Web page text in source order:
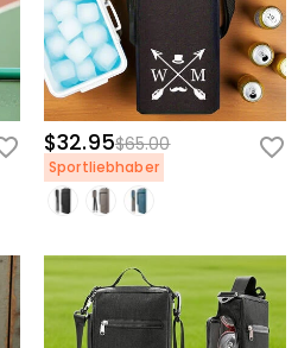
$32.95$65.00
Sportliebhaber